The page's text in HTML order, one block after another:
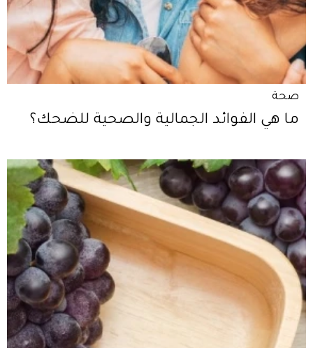
صحة
ما هي الفوائد الجمالية والصحية للضحك؟